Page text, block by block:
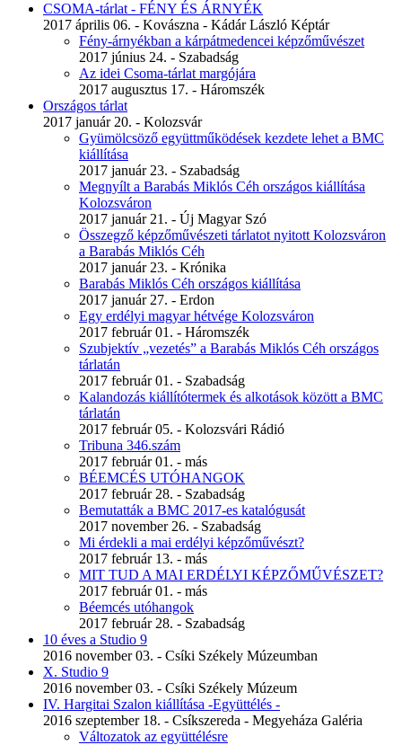
CSOMA-tárlat - FÉNY ÉS ÁRNYÉK
2017 április 06. - Kovászna - Kádár László Képtár
Fény-árnyékban a kárpátmedencei képzőművészet
2017 június 24. - Szabadság
Az idei Csoma-tárlat margójára
2017 augusztus 17. - Háromszék
Országos tárlat
2017 január 20. - Kolozsvár
Gyümölcsöző együttműködések kezdete lehet a BMC
kiállítása
2017 január 23. - Szabadság
Megnyílt a Barabás Miklós Céh országos kiállítása
Kolozsváron
2017 január 21. - Új Magyar Szó
Összegző képzőművészeti tárlatot nyitott Kolozsváron
a Barabás Miklós Céh
2017 január 23. - Krónika
Barabás Miklós Céh országos kiállítása
2017 január 27. - Erdon
Egy erdélyi magyar hétvége Kolozsváron
2017 február 01. - Háromszék
Szubjektív „vezetés” a Barabás Miklós Céh országos
tárlatán
2017 február 01. - Szabadság
Kalandozás kiállítótermek és alkotások között a BMC
tárlatán
2017 február 05. - Kolozsvári Rádió
Tribuna 346.szám
2017 február 01. - más
BÉEMCÉS UTÓHANGOK
2017 február 28. - Szabadság
Bemutatták a BMC 2017-es katalógusát
2017 november 26. - Szabadság
Mi érdekli a mai erdélyi képzőművészt?
2017 február 13. - más
MIT TUD A MAI ERDÉLYI KÉPZŐMŰVÉSZET?
2017 február 01. - más
Béemcés utóhangok
2017 február 28. - Szabadság
10 éves a Studio 9
2016 november 03. - Csíki Székely Múzeumban
X. Studio 9
2016 november 03. - Csíki Székely Múzeum
IV. Hargitai Szalon kiállítása -Együttélés -
2016 szeptember 18. - Csíkszereda - Megyeháza Galéria
Változatok az együttélésre